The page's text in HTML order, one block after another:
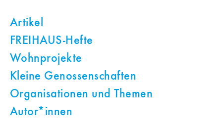
Artikel
FREIHAUS-Hefte
Wohnprojekte
Kleine Genossenschaften
Organisationen und Themen
Autor*innen